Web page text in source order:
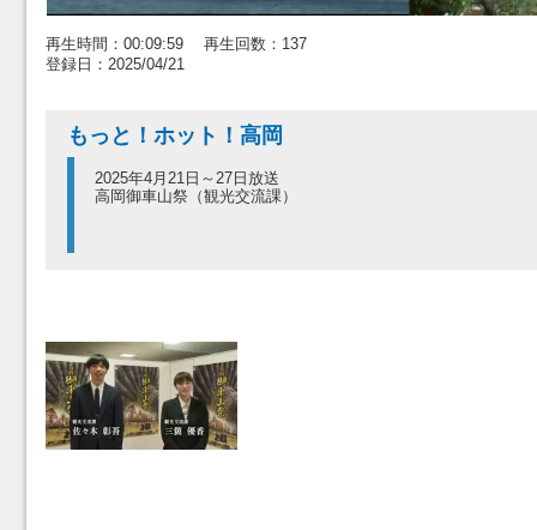
再生時間：00:09:59 再生回数：137
登録日：2025/04/21
もっと！ホット！高岡
2025年4月21日～27日放送
高岡御車山祭（観光交流課）